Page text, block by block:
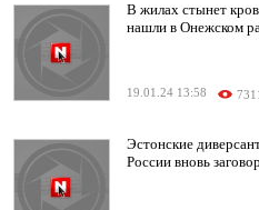
В жилах стынет
нашли в Онежском
19.01.24 13:58
Эстонские
России вновь